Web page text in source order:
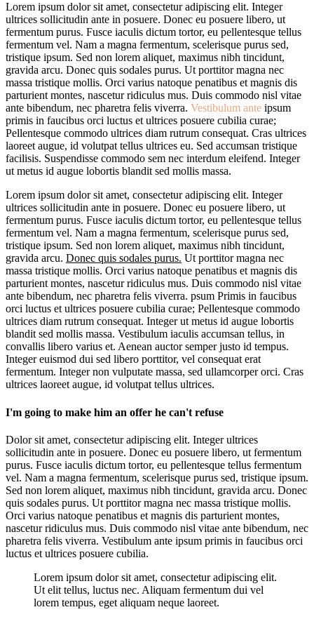
Lorem ipsum dolor sit amet, consectetur adipiscing elit. Integer
ultrices sollicitudin ante in posuere. Donec eu posuere libero, ut
fermentum purus. Fusce iaculis dictum tortor, eu pellentesque tellus
fermentum vel. Nam a magna fermentum, scelerisque purus sed,
tristique ipsum. Sed non lorem aliquet, maximus nibh tincidunt,
gravida arcu. Donec quis sodales purus. Ut porttitor magna nec
massa tristique mollis. Orci varius natoque penatibus et magnis dis
parturient montes, nascetur ridiculus mus. Duis commodo nisl vitae
ante bibendum, nec pharetra felis viverra. Vestibulum ante ipsum
primis in faucibus orci luctus et ultrices posuere cubilia curae;
Pellentesque commodo ultrices diam rutrum consequat. Cras ultrices
laoreet augue, id volutpat tellus ultrices eu. Sed accumsan tristique
facilisis. Suspendisse commodo sem nec interdum eleifend. Integer
ut metus id augue lobortis blandit sed mollis massa.
Lorem ipsum dolor sit amet, consectetur adipiscing elit. Integer
ultrices sollicitudin ante in posuere. Donec eu posuere libero, ut
fermentum purus. Fusce iaculis dictum tortor, eu pellentesque tellus
fermentum vel. Nam a magna fermentum, scelerisque purus sed,
tristique ipsum. Sed non lorem aliquet, maximus nibh tincidunt,
gravida arcu. Donec quis sodales purus. Ut porttitor magna nec
massa tristique mollis. Orci varius natoque penatibus et magnis dis
parturient montes, nascetur ridiculus mus. Duis commodo nisl vitae
ante bibendum, nec pharetra felis viverra. psum Primis in faucibus
orci luctus et ultrices posuere cubilia curae; Pellentesque commodo
ultrices diam rutrum consequat. Integer ut metus id augue lobortis
blandit sed mollis massa. Vestibulum iaculis accumsan tellus, in
convallis libero varius et. Aenean auctor semper justo id tempus.
Integer euismod dui sed libero porttitor, vel consequat erat
fermentum. Integer non vulputate massa, sed ullamcorper orci. Cras
ultrices laoreet augue, id volutpat tellus ultrices.
I'm going to make him an offer he can't refuse
Dolor sit amet, consectetur adipiscing elit. Integer ultrices
sollicitudin ante in posuere. Donec eu posuere libero, ut fermentum
purus. Fusce iaculis dictum tortor, eu pellentesque tellus fermentum
vel. Nam a magna fermentum, scelerisque purus sed, tristique ipsum.
Sed non lorem aliquet, maximus nibh tincidunt, gravida arcu. Donec
quis sodales purus. Ut porttitor magna nec massa tristique mollis.
Orci varius natoque penatibus et magnis dis parturient montes,
nascetur ridiculus mus. Duis commodo nisl vitae ante bibendum, nec
pharetra felis viverra. Vestibulum ante ipsum primis in faucibus orci
luctus et ultrices posuere cubilia.
Lorem ipsum dolor sit amet, consectetur adipiscing elit.
Ut elit tellus, luctus nec. Aliquam fermentum dui vel
lorem tempus, eget aliquam neque laoreet.